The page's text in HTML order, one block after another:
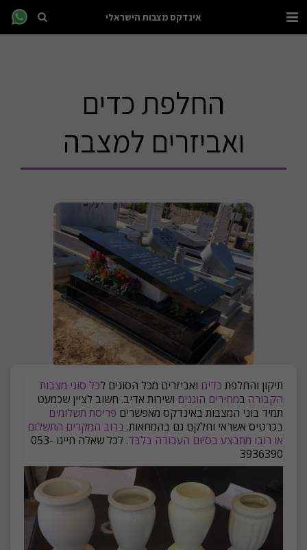
אינדקס מצבות הישראלי
החלפת כדים
ואביזרים למצבה
תיקון והחלפת כדים ואביזרים מכל הסוגים לכל סוגי מצבות
הקבורה במחירים הוגנים ושירות אדיב. חשוב לציין שכמעט
תמיד בוני המצבות באינדקס מאפשרים פריסת תשלומים
בכרטיס אשראי וחלקם גם בהמחאות. ברוב המקרים התשלום
או רובו מתבצע בסיום העבודה בלבד.
לכל שאלה חייגו 053-
3936390